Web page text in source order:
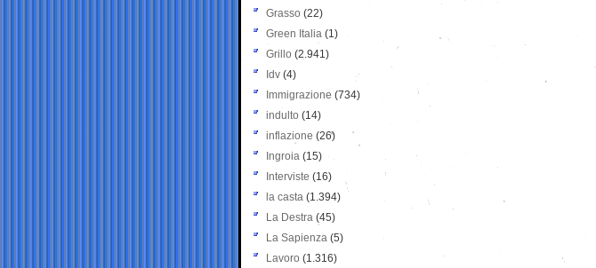
Grasso (22)
Green Italia (1)
Grillo (2.941)
Idv (4)
Immigrazione (734)
indulto (14)
inflazione (26)
Ingroia (15)
Interviste (16)
la casta (1.394)
La Destra (45)
La Sapienza (5)
Lavoro (1.316)